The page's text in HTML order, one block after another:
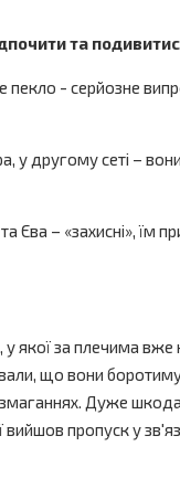
та
пекло - серйозне
другому сеті –
Єва – «захисні», їм
за плечима
що вони
Дуже
вийшов пропуск у